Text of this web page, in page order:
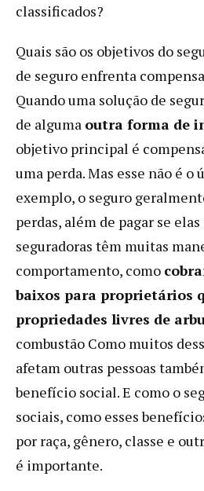
classificados?
Quais são os objetivos do
de seguro enfrenta
Quando uma solução de
de alguma outra forma de
objetivo principal é
uma perda. Mas esse não é o
exemplo, o seguro
perdas, além de pagar se
seguradoras têm muitas
comportamento, como
baixos para proprietários
propriedades livres de
combustão Como muitos
afetam outras pessoas
benefício social. E como o
sociais, como esses
por raça, gênero, classe e
é importante.